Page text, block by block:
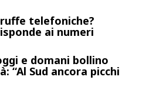
telefoniche?
ai numeri
e domani bollino
“Al Sud ancora picchi